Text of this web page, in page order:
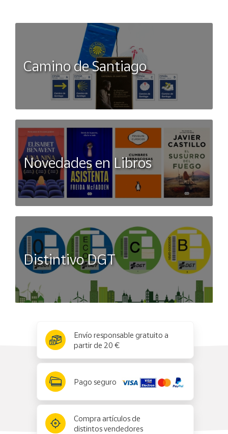
Camino de Santiago
Novedades en Libros
Distintivo DGT
Envío responsable gratuito a
partir de 20 €
Pago seguro
Compra artículos de
distintos vendedores